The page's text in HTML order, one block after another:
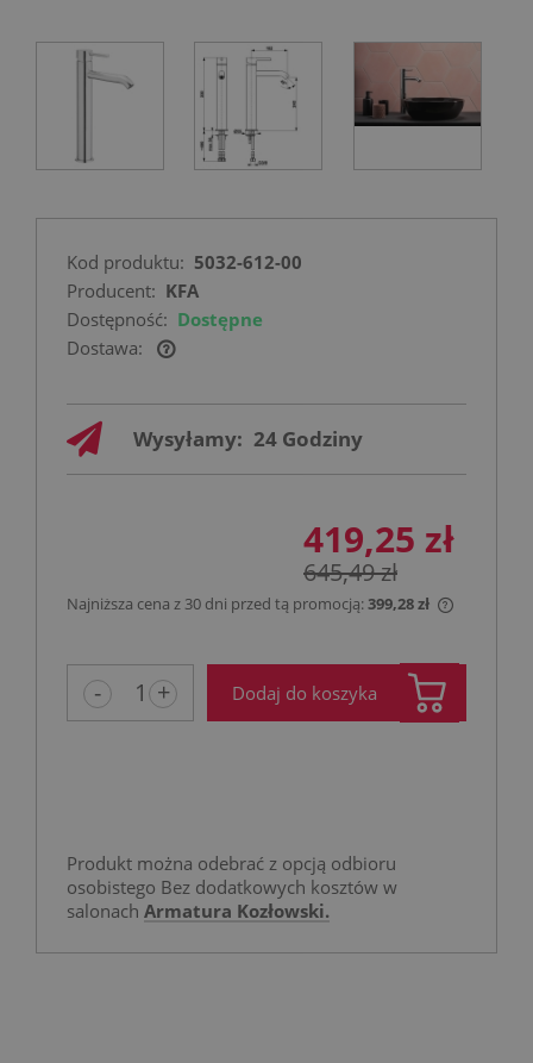
Kod produktu: 5032-612-00
Producent: KFA
Dostępność: Dostępne
Dostawa:
Cena nie zawiera ewentualnych kosztów
Wysyłamy: 24 Godziny
419,25 zł
645,49 zł
Najniższa cena z 30 dni przed tą promocją:399,28 zł
- + Dodaj do koszyka
Produkt można odebrać z opcją odbioru
osobistego Bez dodatkowych kosztów w
salonach Armatura Kozłowski.